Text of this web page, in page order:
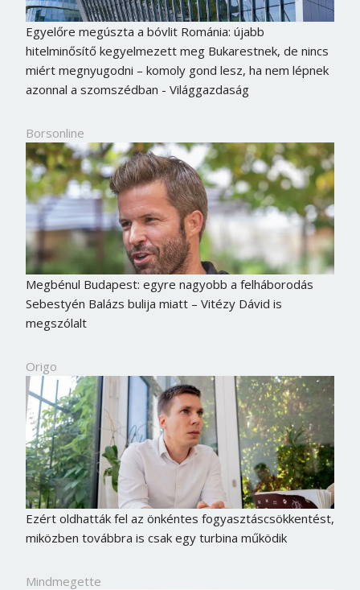
Egyelőre megúszta a bóvlit Románia: újabb
hitelminősítő kegyelmezett meg Bukarestnek, de nincs
miért megnyugodni – komoly gond lesz, ha nem lépnek
azonnal a szomszédban - Világgazdaság
Borsonline
Megbénul Budapest: egyre nagyobb a felháborodás
Sebestyén Balázs bulija miatt – Vitézy Dávid is
megszólalt
Origo
Ezért oldhatták fel az önkéntes fogyasztáscsökkentést,
miközben továbbra is csak egy turbina működik
Mindmegette
Jelszó
Mégse Bejelentkezés